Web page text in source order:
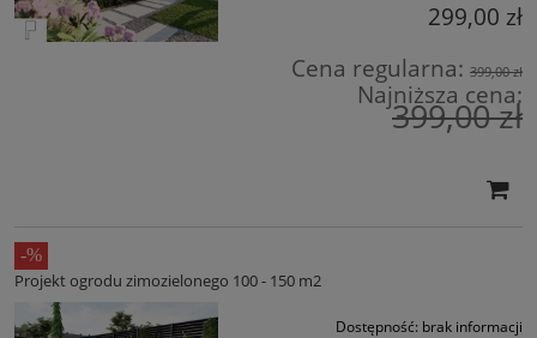
299,00 zł
Cena regularna: 399,00 zł
Najniższa cena:
399,00 zł
Projekt ogrodu zimozielonego 100 - 150 m2
Dostępność: brak informacji